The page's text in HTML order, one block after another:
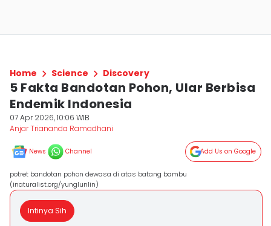
Home Science Discovery
5 Fakta Bandotan Pohon, Ular Berbisa
Endemik Indonesia
07 Apr 2026, 10:06 WIB
Anjar Triananda Ramadhani
News Channel Add Us on Google
potret bandotan pohon dewasa di atas batang bambu
(inaturalist.org/yunglunlin)
Intinya Sih